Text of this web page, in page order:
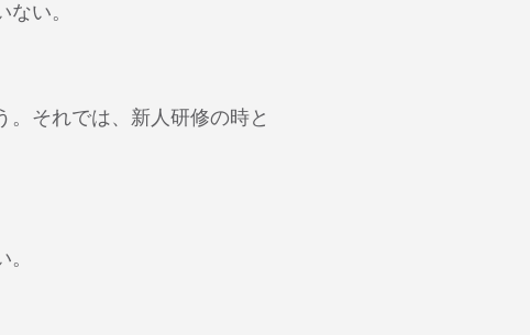
い。
それでは、新人研修の時と